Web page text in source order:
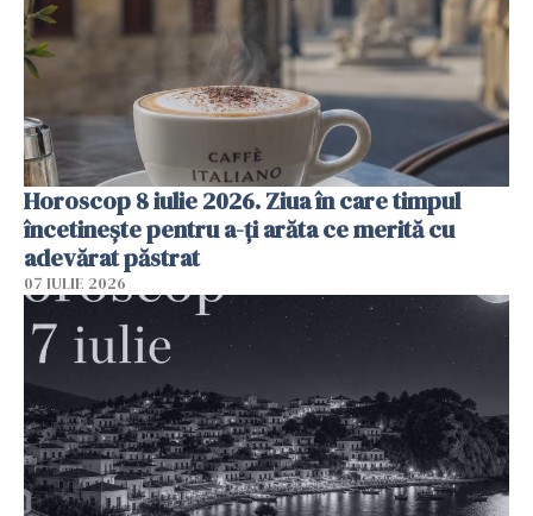
Horoscop 8 iulie 2026. Ziua în care timpul
încetinește pentru a-ți arăta ce merită cu
adevărat păstrat
07 IULIE 2026